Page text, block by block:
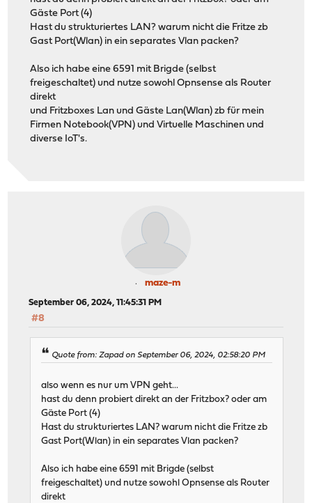
Gäste Port (4)
Hast du strukturiertes LAN? warum nicht die Fritze zb
Gast Port(Wlan) in ein separates Vlan packen?
Also ich habe eine 6591 mit Brigde (selbst
freigeschaltet) und nutze sowohl Opnsense als Router
direkt
und Fritzboxes Lan und Gäste Lan(Wlan) zb für mein
Firmen Notebook(VPN) und Virtuelle Maschinen und
diverse IoT's.
maze-m
September 06, 2024, 11:45:31 PM
#8
Quote from: Zapad on September 06, 2024, 02:58:20 PM
also wenn es nur um VPN geht...
hast du denn probiert direkt an der Fritzbox? oder am
Gäste Port (4)
Hast du strukturiertes LAN? warum nicht die Fritze zb
Gast Port(Wlan) in ein separates Vlan packen?
Also ich habe eine 6591 mit Brigde (selbst
freigeschaltet) und nutze sowohl Opnsense als Router
direkt